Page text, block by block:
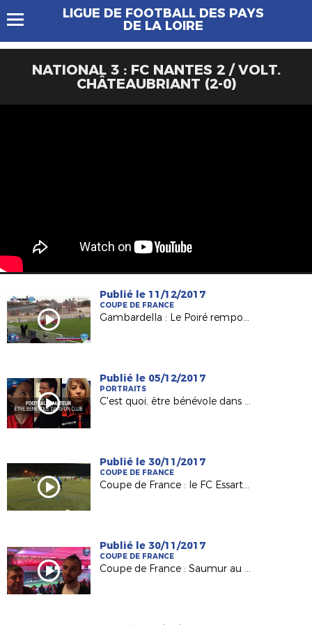
LIGUE DE FOOTBALL DES PAYS
DE LA LOIRE
NATIONAL 3 : FC NANTES 2 / VOLT.
CHÂTEAUBRIANT (2-0)
Publié le 11/12/2017
COUPE DE FRANCE
Gambardella : Le Poiré remporte le derby à Fontenay !
Publié le 05/12/2017
PORTRAITS
C'est quoi, être bénévole dans un club ?
Publié le 30/11/2017
COUPE DE FRANCE
Coupe de France : le FC Essartais, Petit Poucet du 8e tour
Publié le 30/11/2017
COUPE DE FRANCE
Coupe de France : Saumur au défi du Vannes OC